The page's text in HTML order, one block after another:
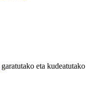
garatutako eta kudeatutako